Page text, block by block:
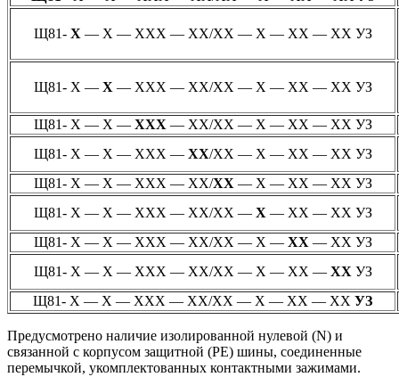
Щ81- Х — Х — ХХХ — ХХ/ХХ — Х — ХХ — ХХ УЗ
Щ81- Х — Х — ХХХ — ХХ/ХХ — Х — ХХ — ХХ УЗ
Щ81- Х — Х — ХХХ — ХХ/ХХ — Х — ХХ — ХХ УЗ
Щ81- Х — Х — ХХХ — ХХ/ХХ — Х — ХХ — ХХ УЗ
Щ81- Х — Х — ХХХ — ХХ/ХХ — Х — ХХ — ХХ УЗ
Щ81- Х — Х — ХХХ — ХХ/ХХ — Х — ХХ — ХХ УЗ
Щ81- Х — Х — ХХХ — ХХ/ХХ — Х — ХХ — ХХ УЗ
Щ81- Х — Х — ХХХ — ХХ/ХХ — Х — ХХ — ХХ УЗ
Щ81- Х — Х — ХХХ — ХХ/ХХ — Х — ХХ — ХХ УЗ
Предусмотрено наличие изолированной нулевой (N) и
связанной с корпусом защитной (PE) шины, соединенные
перемычкой, укомплектованных контактными зажимами.